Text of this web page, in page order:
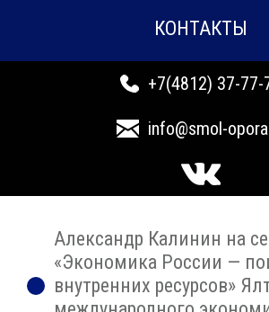
+7(4812) 37-77-
info@smol-
КОНТАКТЫ
Александр Калинин на
«Экономика России —
внутренних ресурсов»